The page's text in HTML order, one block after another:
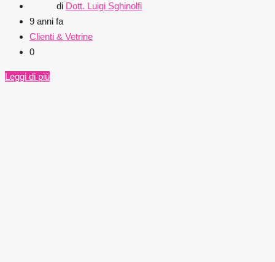
di Dott. Luigi Sghinolfi
9 anni fa
Clienti & Vetrine
0
Leggi di più